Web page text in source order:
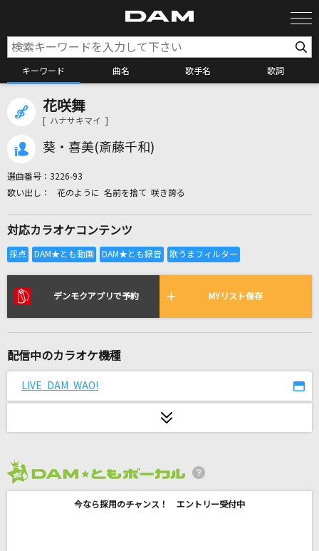
キーワード 曲名 歌手名 歌詞
カラオケ店舗検索
全国りれき
リアルタイムで歌われている曲の一覧
堕天
オトナブルー
花咲舞
[ ハナサキマイ ]
葵・喜美(斎藤千和)
選曲番号： 3226-93
花のように 名前を捨て 咲き誇る
対応カラオケコンテンツ
デンモクアプリで予約 MYリスト保存
配信中のカラオケ機種
LIVE DAM WAO!
今なら採用のチャンス！ エントリー受付中